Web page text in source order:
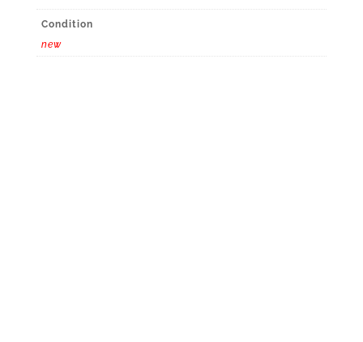
Condition
new